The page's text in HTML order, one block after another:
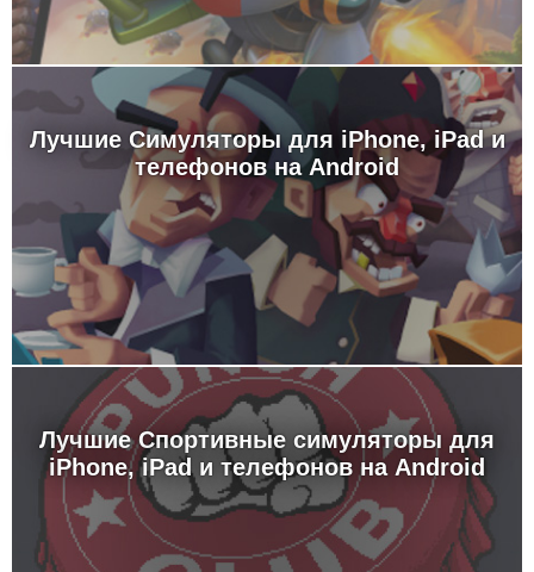
Лучшие Симуляторы для iPhone, iPad и
телефонов на Android
Лучшие Спортивные симуляторы для
iPhone, iPad и телефонов на Android